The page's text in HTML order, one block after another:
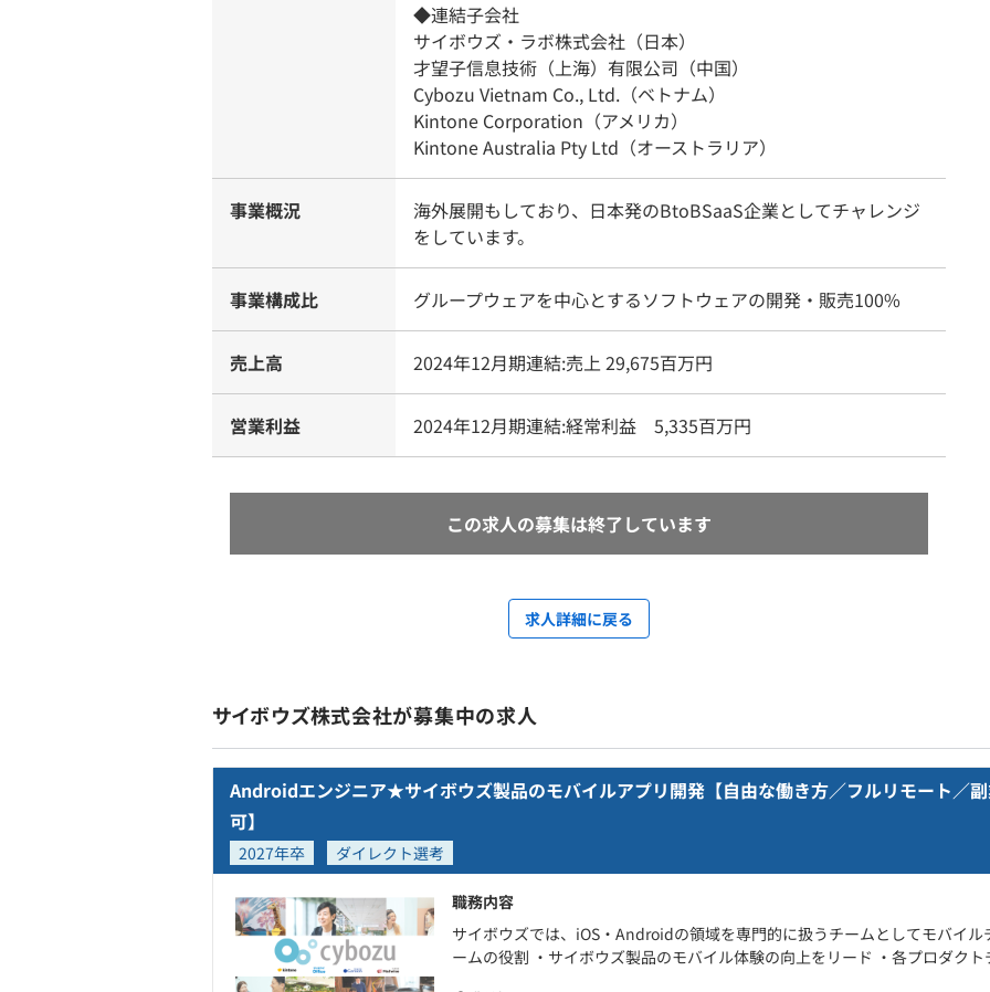
◆連結子会社
サイボウズ・ラボ株式会社（日本）
才望子信息技術（上海）有限公司（中国）
Cybozu Vietnam Co., Ltd.（ベトナム）
Kintone Corporation（アメリカ）
Kintone Australia Pty Ltd（オーストラリア）
事業概況
海外展開もしており、日本発のBtoBSaaS企業としてチャレンジ
をしています。
事業構成比 グループウェアを中心とするソフトウェアの開発・販売100%
売上高 2024年12月期連結:売上 29,675百万円
営業利益 2024年12月期連結:経常利益 5,335百万円
この求人の募集は終了しています
求人詳細に戻る
サイボウズ株式会社が募集中の求人
Androidエンジニア★サイボウズ製品のモバイルアプリ開発【自由な働き方／フルリモート／
可】
2027年卒 ダイレクト選考
職務内容
サイボウズでは、iOS・Androidの領域を専門的に扱うチームとしてモバイ
ームの役割 ・サイボウズ製品のモバイル体験の向上をリード ・各プロダク